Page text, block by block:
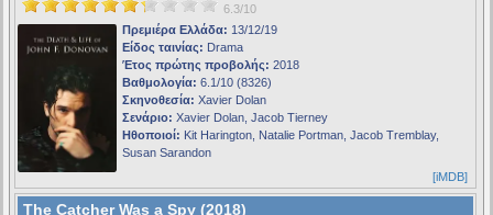
6.3/10
Πρεμιέρα Ελλάδα: 13/12/19
Είδος ταινίας: Drama
Έτος πρώτης προβολής: 2018
Βαθμολογία: 6.1/10 (8326)
Σκηνοθεσία: Xavier Dolan
Σενάριο: Xavier Dolan, Jacob Tierney
Ηθοποιοί: Kit Harington, Natalie Portman, Jacob Tremblay,
Susan Sarandon
[iMDB]
The Catcher Was a Spy (2018)